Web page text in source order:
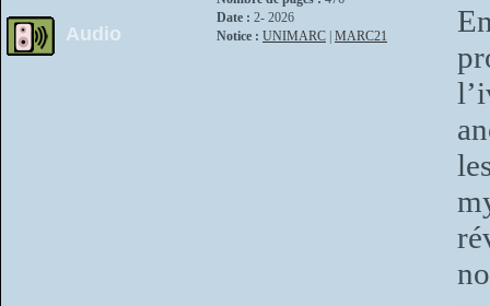
Audio
Date : 2- 2026
Notice : UNIMARC MARC21